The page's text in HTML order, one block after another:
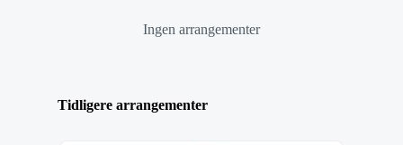
Ingen arrangementer
Tidligere arrangementer